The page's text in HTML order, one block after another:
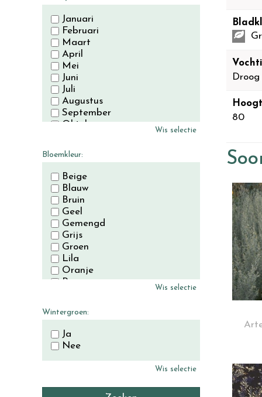
Droog
80
Januari
Februari
Maart
April
Mei
Juni
Juli
Augustus
September
Oktober
Wis selectie
Bloemkleur:
Beige
Blauw
Bruin
Geel
Gemengd
Grijs
Groen
Lila
Oranje
Paars
Wit
Zwart
Wis selectie
Wintergroen:
Ja
Nee
Wis selectie